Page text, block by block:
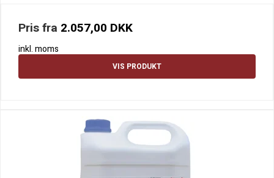
Pris fra 2.057,00 DKK
inkl. moms
VIS PRODUKT